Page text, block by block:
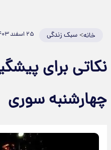
خانه>سبک زندگی ۲۵ اسفند ۱۴۰۳
نکاتی برای
چهارشنبه سوری